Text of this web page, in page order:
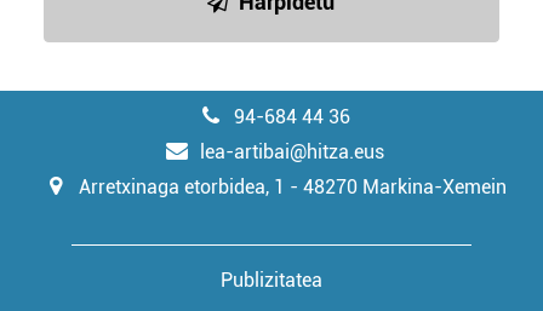
94-684 44 36
lea-artibai@hitza.eus
Arretxinaga etorbidea, 1 - 48270 Markina-Xemein
Publizitatea